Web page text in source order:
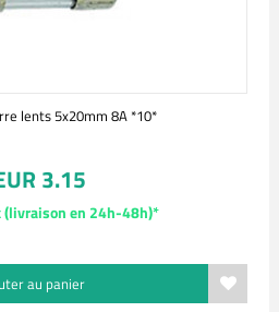
lents 5x20mm 8A *10*
3.15
(livraison en 24h-48h)*
au panier